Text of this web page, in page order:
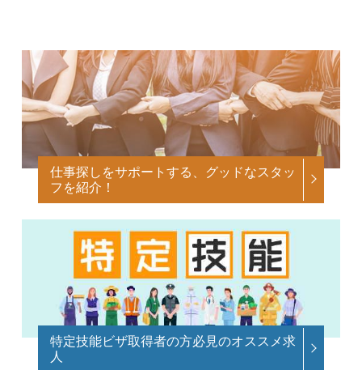
仕事探しをサポートする、グッドなスタッ
フを紹介！
特定技能ビザ取得者の方必見のオススメ求
人